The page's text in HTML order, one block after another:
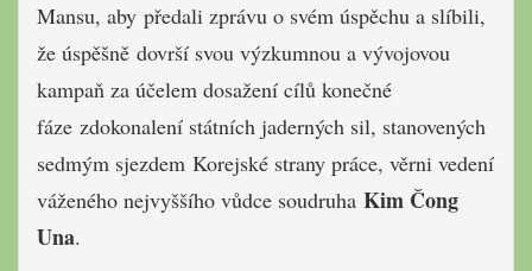
Mansu, aby předali zprávu o svém úspěchu a slíbili,
že úspěšně dovrší svou výzkumnou a vývojovou
kampaň za účelem dosažení cílů konečné
fáze zdokonalení státních jaderných sil, stanovených
sedmým sjezdem Korejské strany práce, věrni vedení
váženého nejvyššího vůdce soudruha Kim Čong
Una.